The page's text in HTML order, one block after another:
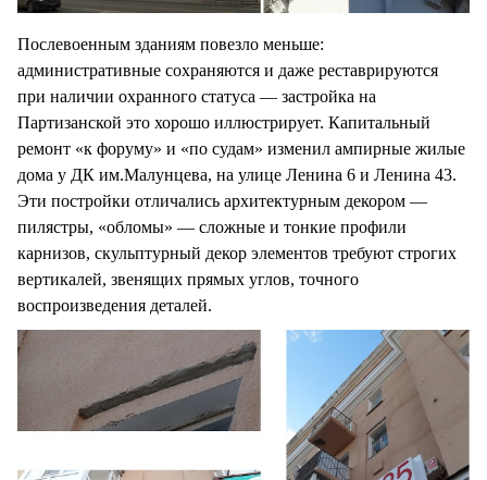
Послевоенным зданиям повезло меньше:
административные сохраняются и даже реставрируются
при наличии охранного статуса — застройка на
Партизанской это хорошо иллюстрирует. Капитальный
ремонт «к форуму» и «по судам» изменил ампирные жилые
дома у ДК им.Малунцева, на улице Ленина 6 и Ленина 43.
Эти постройки отличались архитектурным декором —
пилястры, «обломы» — сложные и тонкие профили
карнизов, скульптурный декор элементов требуют строгих
вертикалей, звенящих прямых углов, точного
воспроизведения деталей.